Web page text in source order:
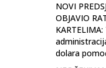
NOVI
OBJAVIO
dolara